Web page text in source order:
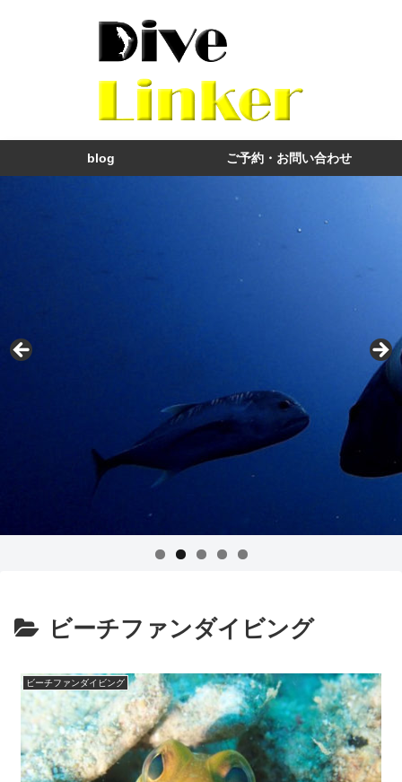
blog ご予約・お問い合わせ
ビーチファンダイビング
ビーチファンダイビング